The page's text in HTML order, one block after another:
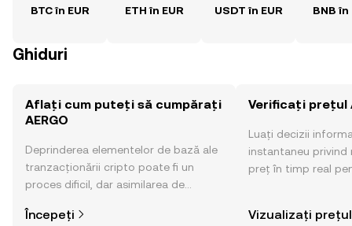
BTC în EUR ETH în EUR USDT în EUR BNB în
Ghiduri
Aflați cum puteți să cumpărați
AERGO
Deprinderea elementelor de bază ale
tranzacționării cripto poate fi un
proces dificil, dar asimilarea de
cumpărare a activelor cripto este mai
Începeți
Verificați prețul
Luați decizii
instantaneu privind
preț în timp real
Vizualizați prețul